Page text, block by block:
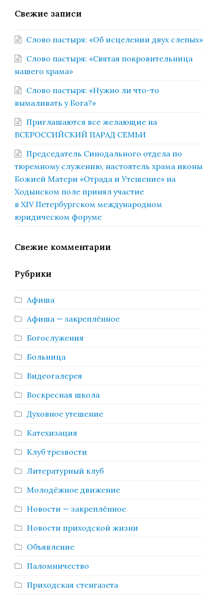
Свежие записи
Слово пастыря: «Об исцелении двух слепых»
Слово пастыря: «Святая покровительница
нашего храма»
Слово пастыря: «Нужно ли что-то
вымаливать у Бога?»
Приглашаются все желающие на
ВСЕРОССИЙСКИЙ ПАРАД СЕМЬИ
Председатель Синодального отдела по
тюремному служению, настоятель храма иконы
Божией Матери «Отрада и Утешение» на
Ходынском поле принял участие
в XIV Петербургском международном
юридическом форуме
Свежие комментарии
Рубрики
Афиша
Афиша — закреплённое
Богослужения
Больница
Видеогалерея
Воскресная школа
Духовное утешение
Катехизация
Клуб трезвости
Литературный клуб
Молодёжное движение
Новости — закреплённое
Новости приходской жизни
Объявление
Паломничество
Приходская стенгазета